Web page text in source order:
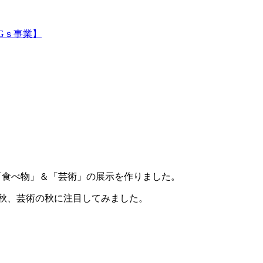
事業】
べ物」＆「芸術」の展示を作りました。
芸術の秋に注目してみました。